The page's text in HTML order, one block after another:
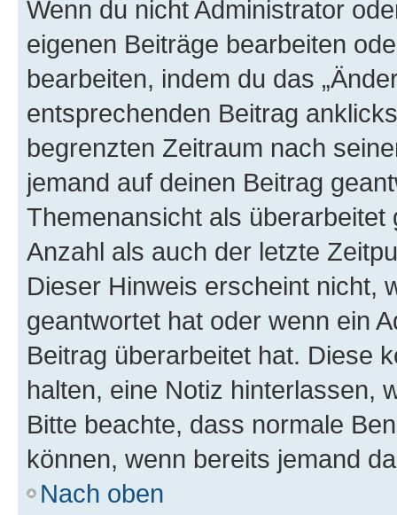
Wenn du nicht Administrator
eigenen Beiträge bearbeiten
bearbeiten, indem du das
entsprechenden Beitrag
begrenzten Zeitraum nach
jemand auf deinen Beitrag
Themenansicht als
Anzahl als auch der letzte
Dieser Hinweis erscheint nicht,
geantwortet hat oder wenn ein
Beitrag überarbeitet hat. Diese
halten, eine Notiz hinterlassen,
Bitte beachte, dass normale
können, wenn bereits jemand
Nach oben